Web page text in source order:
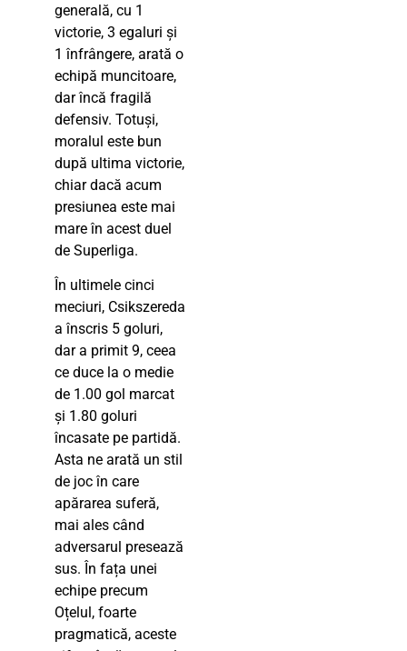
generală, cu 1
victorie, 3 egaluri și
1 înfrângere, arată o
echipă muncitoare,
dar încă fragilă
defensiv. Totuși,
moralul este bun
după ultima victorie,
chiar dacă acum
presiunea este mai
mare în acest duel
de Superliga.
În ultimele cinci
meciuri, Csikszereda
a înscris 5 goluri,
dar a primit 9, ceea
ce duce la o medie
de 1.00 gol marcat
și 1.80 goluri
încasate pe partidă.
Asta ne arată un stil
de joc în care
apărarea suferă,
mai ales când
adversarul presează
sus. În fața unei
echipe precum
Oțelul, foarte
pragmatică, aceste